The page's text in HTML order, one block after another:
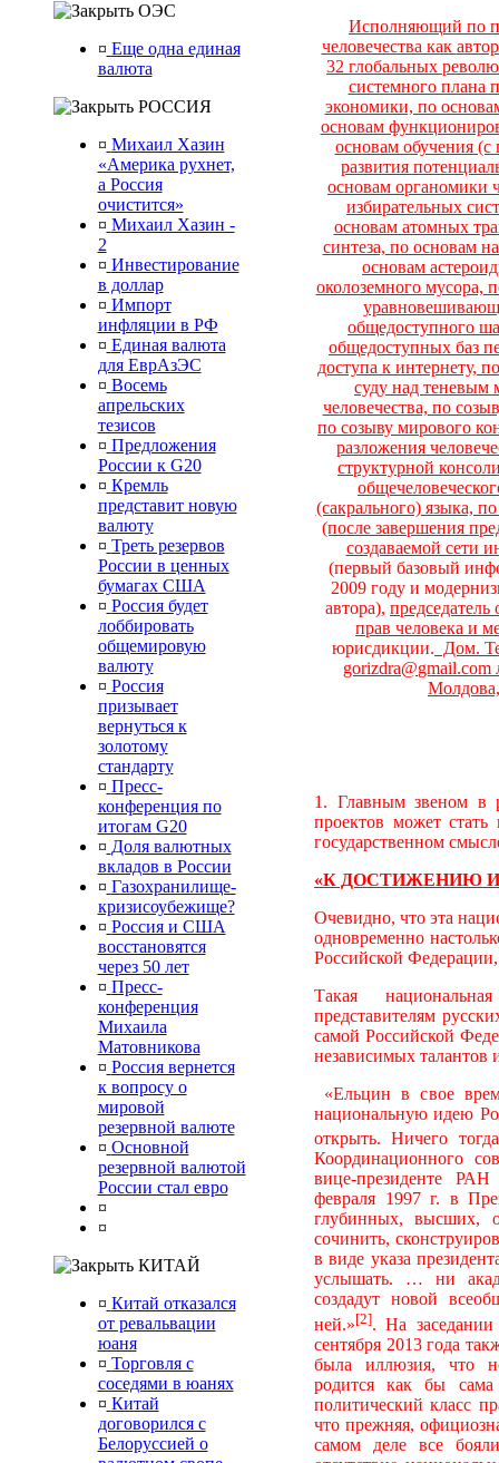
ОЭС
¤ Еще одна единая
валюта
РОССИЯ
¤ Михаил Хазин
«Америка рухнет,
а Россия
очистится»
¤ Михаил Хазин -
2
¤ Инвестирование
в доллар
¤ Импорт
инфляции в РФ
¤ Единая валюта
для ЕврАзЭС
¤ Восемь
апрельских
тезисов
¤ Предложения
России к G20
¤ Кремль
представит новую
валюту
¤ Треть резервов
России в ценных
бумагах США
¤ Россия будет
лоббировать
общемировую
валюту
¤ Россия
призывает
вернуться к
золотому
стандарту
¤ Пресс-
конференция по
итогам G20
¤ Доля валютных
вкладов в России
¤ Газохранилище-
кризисоубежище?
¤ Россия и США
восстановятся
через 50 лет
¤ Пресс-
конференция
Михаила
Матовникова
¤ Россия вернется
к вопросу о
мировой
резервной валюте
¤ Основной
резервной валютой
России стал евро
¤
¤
КИТАЙ
¤ Китай отказался
от ревальвации
юаня
¤ Торговля с
соседями в юанях
¤ Китай
договорился с
Белоруссией о
Исполняющий по
человечества как
32 глобальных
системного плана
экономики, по
основам
основам обучения (с
развития
основам органомики
избирательных
основам атомных
синтеза, по основам
основам
околоземного мусора,
общедоступного
общедоступных баз
доступа к интернету,
суду над теневым
человечества, по
по созыву мирового
разложения
структурной
(сакрального) языка,
(после завершения
создаваемой
(первый базовый
2009 году и
автора),
прав человека и
юрисдикции. Дом.
gorizdra@gmail.com
1. Главным звеном в
проектов может
государственном
«К ДОСТИЖЕНИЮ
Очевидно, что эта
одновременно
Российской
Такая
представителям
самой Российской
независимых талантов
«Ельцин в свое
национальную идею
открыть. Ничего
Координационного
вице-президенте
февраля 1997 г. в
глубинных, высших,
сочинить,
в виде указа
услышать. … ни
создадут новой
ней.»[2]. На заседании
сентября 2013 года
была иллюзия, что
родится как бы сама
политический класс
что прежняя,
самом деле все